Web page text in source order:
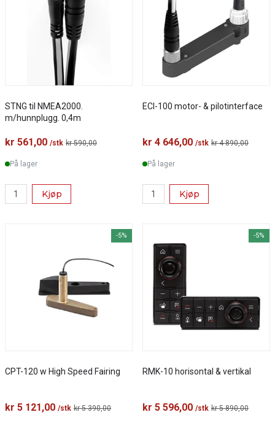
STNG til NMEA2000.
m/hunnplugg. 0,4m
kr 561,00 /stk kr 590,00
På lager
Kjøp
ECI-100 motor- & pilotinterface
kr 4 646,00 /stk kr 4 890,00
På lager
Kjøp
-5%
CPT-120 w High Speed Fairing
kr 5 121,00 /stk kr 5 390,00
-5%
RMK-10 horisontal & vertikal
kr 5 596,00 /stk kr 5 890,00